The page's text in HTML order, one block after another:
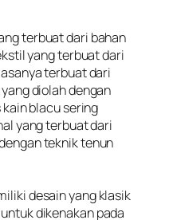
terbuat dari bahan
yang terbuat dari
terbuat dari
diolah dengan
blacu sering
yang terbuat dari
teknik tenun
desain yang klasik
dikenakan pada